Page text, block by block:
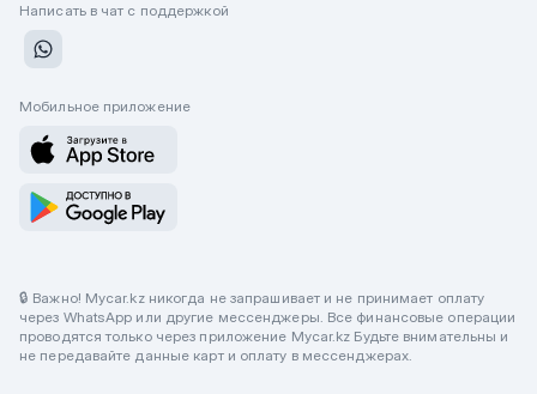
Написать в чат с поддержкой
Мобильное приложение
🔒 Важно! Mycar.kz никогда не запрашивает и не принимает оплату
через WhatsApp или другие мессенджеры. Все финансовые операции
проводятся только через приложение Mycar.kz Будьте внимательны и
не передавайте данные карт и оплату в мессенджерах.